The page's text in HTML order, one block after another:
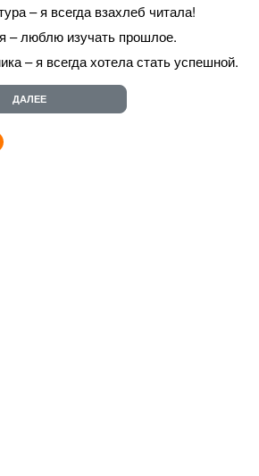
– я всегда взахлеб читала!
– люблю изучать прошлое.
– я всегда хотела стать успешной.